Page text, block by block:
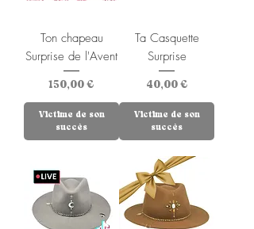
Ton chapeau
Surprise de l'Avent
Prix
150,00 €
Victime de son
succès
Ta Casquette
Surprise
Prix
40,00 €
Victime de son
succès